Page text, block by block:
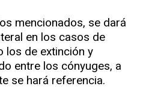
mencionados, se dará
en los casos de
los de extinción y
entre los cónyuges, a
se hará referencia.